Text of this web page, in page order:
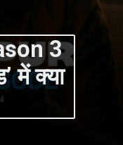
3
में क्या